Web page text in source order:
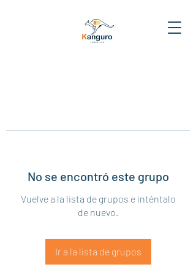
No se encontró este grupo
Vuelve a la lista de grupos e inténtalo
de nuevo.
Ir a la lista de grupos